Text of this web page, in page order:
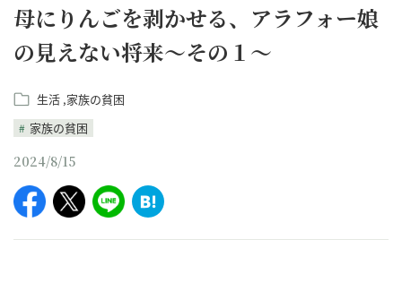
母にりんごを剥かせる、アラフォー娘
の見えない将来～その１～
生活 家族の貧困
家族の貧困
2024/8/15